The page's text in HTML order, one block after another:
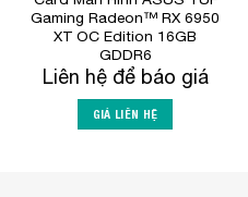
Gaming Radeon™ RX 6950
XT OC Edition 16GB
GDDR6
Liên hệ để báo giá
GIÁ LIÊN HỆ